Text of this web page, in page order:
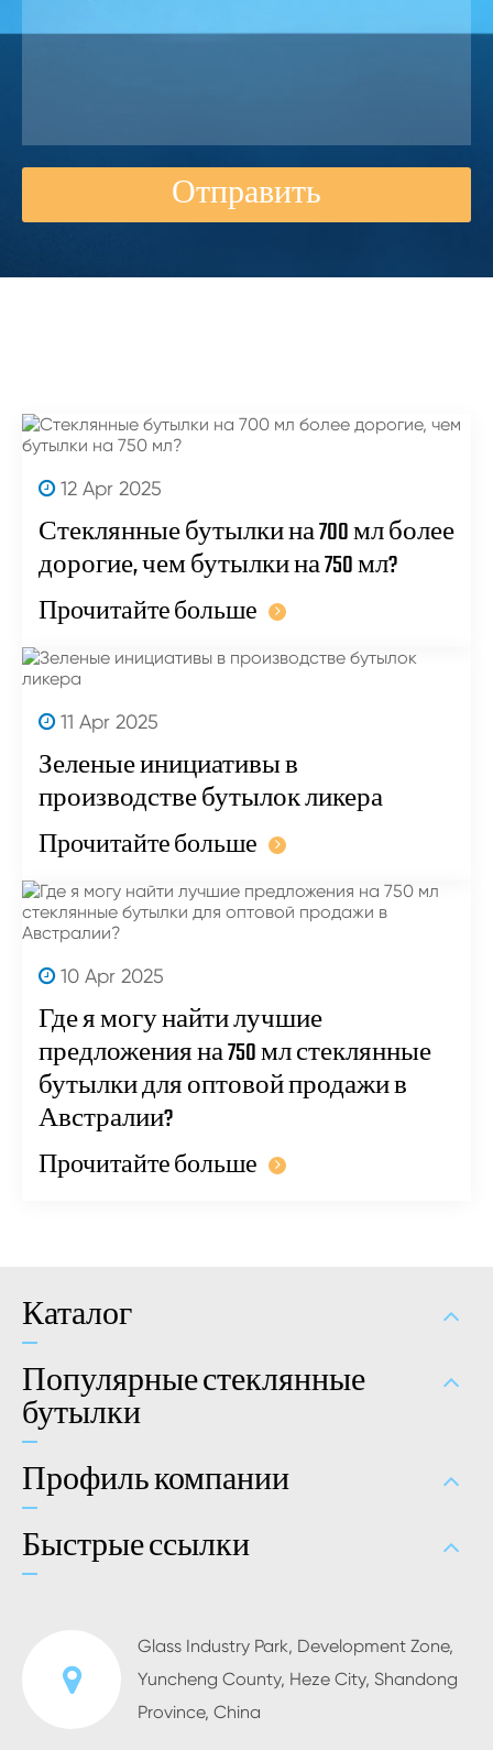
Отправить
12 Apr 2025
Стеклянные бутылки на 700 мл более
дорогие, чем бутылки на 750 мл?
Прочитайте больше
11 Apr 2025
Зеленые инициативы в
производстве бутылок ликера
Прочитайте больше
10 Apr 2025
Где я могу найти лучшие
предложения на 750 мл стеклянные
бутылки для оптовой продажи в
Австралии?
Прочитайте больше
Каталог
Популярные стеклянные
бутылки
Профиль компании
Быстрые ссылки
Glass Industry Park, Development Zone,
Yuncheng County, Heze City, Shandong
Province, China